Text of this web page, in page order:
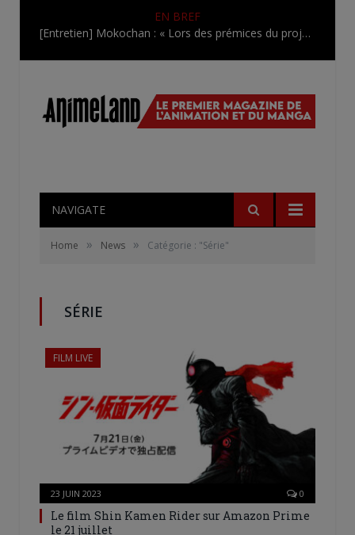
EN BREF
[Entretien] Mokochan : « Lors des prémices du projet, il était déjà demandé de suivre au mieux le manga originel.»
NAVIGATE
Home » News » Catégorie : "Série"
SÉRIE
FILM LIVE
23 JUIN 2023 0
Le film Shin Kamen Rider sur Amazon Prime
le 21 juillet